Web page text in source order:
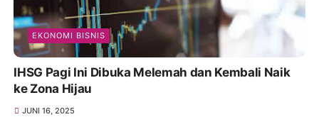
EKONOMI BISNIS
IHSG Pagi Ini Dibuka Melemah dan Kembali Naik
ke Zona Hijau
JUNI 16, 2025